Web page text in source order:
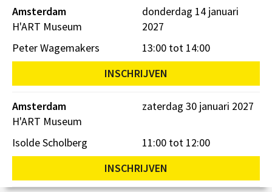
Amsterdam
H'ART Museum
donderdag 14 januari
2027
13:00 tot 14:00
Peter Wagemakers
INSCHRIJVEN
Amsterdam
H'ART Museum
zaterdag 30 januari 2027
11:00 tot 12:00
Isolde Scholberg
INSCHRIJVEN